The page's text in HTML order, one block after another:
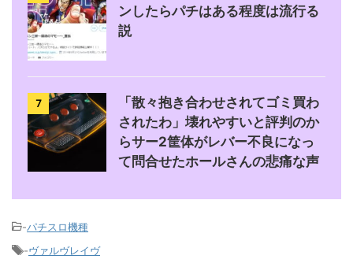
ンしたらパチはある程度は流行る
説
7
「散々抱き合わせされてゴミ買わ
されたわ」壊れやすいと評判のか
らサー2筐体がレバー不良になっ
て問合せたホールさんの悲痛な声
-パチスロ機種
-ヴァルヴレイヴ